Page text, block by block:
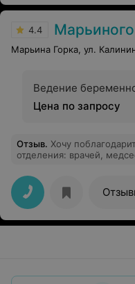
4.4 Марьиногорская
Марьина Горка, ул.
Ведение
Цена по запросу
Отзыв. Хочу
отделения: врачей,
благодарность зав.отделения С. А, А. А,
Здоровья вам и вашим